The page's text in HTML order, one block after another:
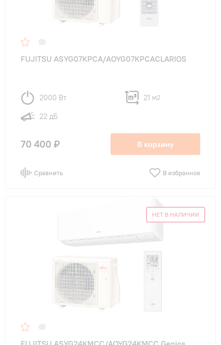
FUJITSU ASYG07KPCA/AOYG07KPCACLARIOS
2000 Вт 21 м2
22 дБ
70 400 ₽ В корзину
Сравнить В избранное
НЕТ В НАЛИЧИИ